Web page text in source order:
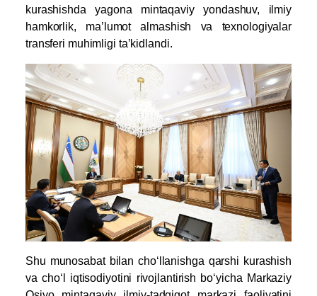
kurashishda yagona mintaqaviy yondashuv, ilmiy
hamkorlik, ma’lumot almashish va texnologiyalar
transferi muhimligi ta’kidlandi.
Shu munosabat bilan cho‘llanishga qarshi kurashish
va cho‘l iqtisodiyotini rivojlantirish bo‘yicha Markaziy